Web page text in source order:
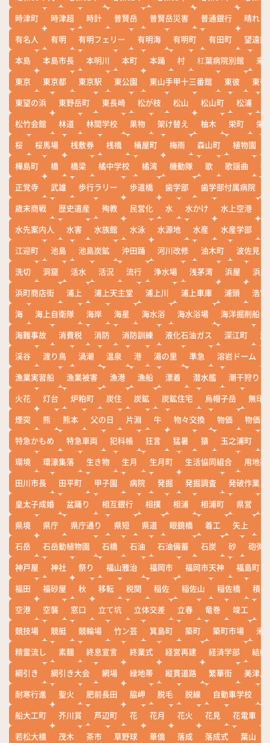
時津町
時津超 時計 普賢岳 普賢岳災害 普通銀行
晴れ
有名人
有明 有明フェリー 有明海 有明町 有田町
望遠鏡
本島
本島市長 本明川 本町 本踊 村 杠葉病院別館
来
東京
東京都 東京駅 東公園 東山手甲十三番館 東彼
東彼
東望の浜
東野岳町 東長崎 松が枝 松山 松山町 松浦
松竹会館
林道 林間学校 果物 架け替え 柚木 栄町
栄
桜
桜馬場 桟敷券 桟橋 桶屋町 梅雨 森山町 植物園
樺島町
橋 橋梁 橘中学校 橘湾 機動隊 歌 歌謡曲
正覚寺
武雄 歩行ラリー 歩道橋 歯学部 歯学部付属病院
歳末商戦
歴史遺産 殉教 民営化 水 水かけ 水上空港
水先案内人
水害 水族館 水泳 水源地 水産 水産学部
江迎町
池島 池島炭鉱 沖田踊 河川改修 油木町
波佐見
洗切
洞窟 活水 活況 流行 浄水場 浅茅湾 浜屋
浜
浜町商店街
浦上 浦上天主堂 浦上川 浦上車庫 浦頭
浩宮
海
海上自衛隊 海岸 海星 海水浴 海水浴場
海洋掘削船
海難事故
消費税 消防 消防訓練 液化石油ガス 深江町
淵
渓谷
渡り鳥 渦潮 温泉 港 湯の里 準急 溶岩ドーム
漁業実習船
漁業被害 漁港 漁船 漂着 潜水艦
潮干狩り
火花
灯台 炉粕町 炭住 炭鉱 炭鉱住宅 烏帽子岳
無印
煙突
熊 熊本 父の日 片淵 牛 物々交換 物価
物価高
特急かもめ
特急車両 犯科帳 狂言 猛暑 猿 玉之浦町
環境
環濠集落 生き物 生月 生月町 生活協同組合
用地売
田川市長
田平町 甲子園 病院 発掘 発掘調査
発破作業
皇太子成婚
盆踊り 相互銀行 相撲 相浦 相浦町 県営
県境
県庁 県庁通り 県短 県道 眼鏡橋 着工 矢上
石岳
石岳動植物園 石橋 石油 石油備蓄 石炭 砂
砲弾
神戸屋
神社 祭り 福山雅治 福岡市 福岡市天神
福島町
福田
福砂屋 秋 移転 税関 稲佐 稲佐山 稲佐橋
積雪
空港
空襲 窓口 立て坑 立体交差 立春 竜巻 竣工
競技場
競艇 競輪場 竹ン芸 箕島町 築町 築町市場
米
精霊流し
素麺 終息宣言 終業式 経営再建 経済学部
結婚
綱引き
綱引き大会 網場 緑地帯 縦貫道路 繁華街
美津島
耐寒行進
聖火 肥前長田 脇岬 脱毛 脱線 自動車学校
船大工町
芥川賞 芦辺町 花 花月 花火 花見 花電車
若松大橋
茂木 茶市 草野球 華僑 落成 落成式 葉山